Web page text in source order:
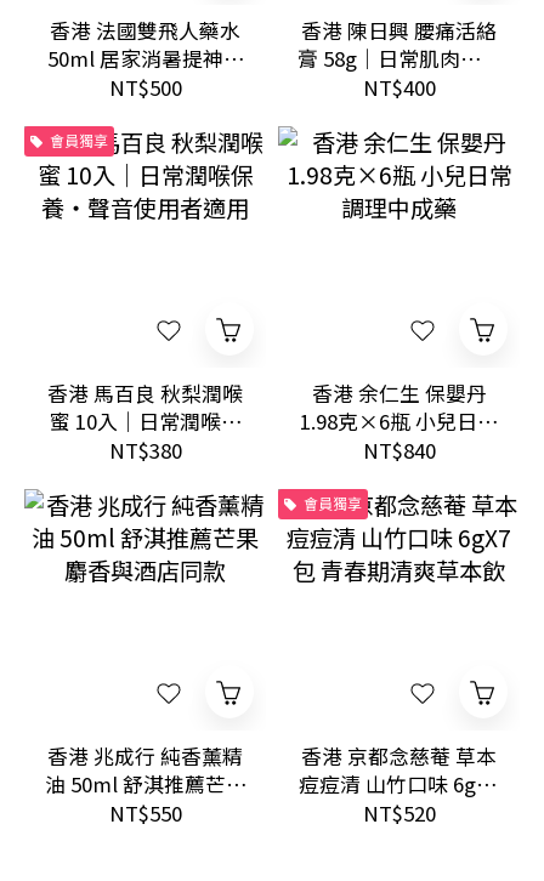
香港 法國雙飛人藥水
50ml 居家消暑提神與
日常防護
NT$500
香港 陳日興 腰痛活絡
膏 58g｜日常肌肉放鬆
草本外用膏
NT$400
會員獨享
香港 馬百良 秋梨潤喉
蜜 10入｜日常潤喉保
養・聲音使用者適用
NT$380
香港 余仁生 保嬰丹
1.98克×6瓶 小兒日常
調理中成藥
NT$840
香港 兆成行 純香薰精
油 50ml 舒淇推薦芒果
麝香與酒店同款
NT$550
會員獨享
香港 京都念慈菴 草本
痘痘清 山竹口味 6gX7
包 青春期清爽草本飲
NT$520